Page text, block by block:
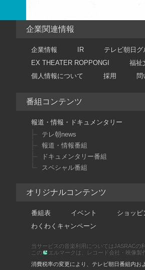
企業関連情報
企業情報 IR テレビ朝日グ
EX THEATER ROPPONGI
福祉
個人情報について
採用 問
番組コンテンツ
報道・情報・ドキュメンタリー
テレ朝news
報道・情報番組
ドキュメンタリー番組
スペシャル番組
オリジナルコンテンツ
番組表 イベント ショッピ
わくわくキャンペーン
当サービスの音楽利用についてはJASRACの
この
エルマークは、レコード会社・映像
消費税率の変更により、テレビ朝日番組内お